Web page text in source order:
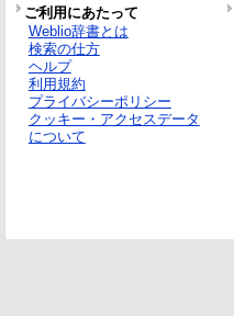
ご利用にあたって
Weblio辞書とは
検索の仕方
ヘルプ
利用規約
プライバシーポリシー
クッキー・アクセスデータ
について